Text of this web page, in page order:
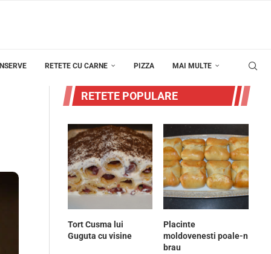
RETETE CU CARNE PIZZA MAI MULTE
RETETE POPULARE
Tort Cusma lui
Guguta cu visine
Placinte
moldovenesti poale-n
brau